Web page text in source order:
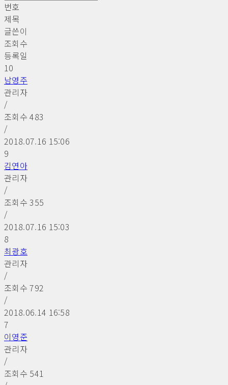
번호
제목
글쓴이
조회수
등록일
10
남영주
관리자
/
조회수483
/
2018.07.16 15:06
9
김연아
관리자
/
조회수355
/
2018.07.16 15:03
8
최광호
관리자
/
조회수792
/
2018.06.14 16:58
7
이영준
관리자
/
조회수 541